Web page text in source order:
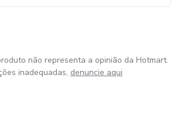
não representa a opinião da Hotmart.
inadequadas, denuncie aqui